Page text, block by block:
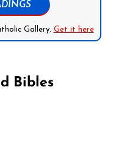
Gallery. Get it here
Bibles